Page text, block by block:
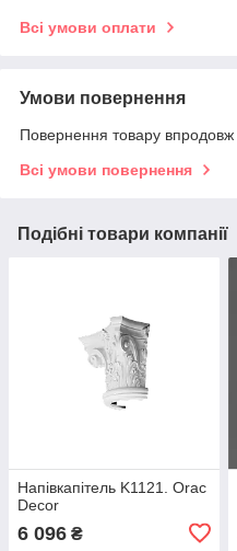
Всі умови оплати
Умови повернення
Повернення товару впродовж
Всі умови повернення
Подібні товари компанії
Напівкапітель K1121. Orac
Decor
6 096 ₴